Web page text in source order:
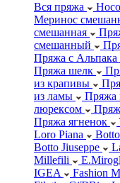
Вся пряжа
Меринос
смешанная
смешанный
Пряжа с Альпака
Пряжа шелк
из крапивы
из ламы
Пряжа
люрексом
Пряжа ягненок
Loro Piana
Botto Jiuseppe
Millefili
IGEA
Fashion